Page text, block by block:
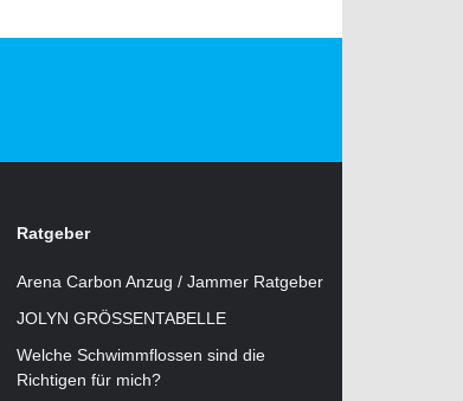
Ratgeber
Arena Carbon Anzug / Jammer Ratgeber
JOLYN GRÖSSENTABELLE
Welche Schwimmflossen sind die
Richtigen für mich?